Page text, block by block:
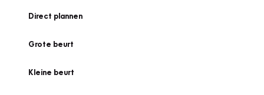
Direct plannen
Grote beurt
Kleine beurt